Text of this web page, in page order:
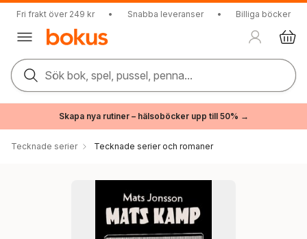
Fri frakt över 249 kr • Snabba leveranser • Billiga böcker
Sök bok, spel, pussel, penna...
Skapa nya rutiner – hälsoböcker upp till 50% →
Tecknade serier Tecknade serier och romaner